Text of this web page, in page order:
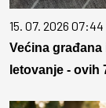
15. 07. 2026 07:44
Većina
letovanje -